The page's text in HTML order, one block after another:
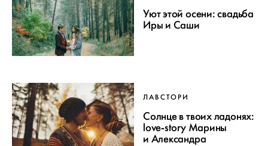
Уют этой осени: свадьба
Иры и Саши
ЛАВСТОРИ
Солнце в твоих ладонях:
love-story Марины
и Александра